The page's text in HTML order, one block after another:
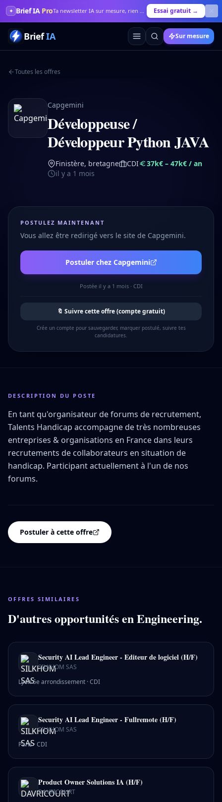
✦ Brief IA Pro Ta newsletter IA sur mesure, rien que pour toi Essai gratuit →
BriefIA Sur mesure
Toutes les offres
Capgemini
Développeuse /
Développeur Python JAVA
Finistère, bretagne CDI 37k€ – 47k€ / an
il y a 1 mois
POSTULEZ MAINTENANT
Vous allez être redirigé vers le site de Capgemini.
Postuler chez Capgemini
Postée il y a 1 mois· CDI
🔖 Suivre cette offre (compte gratuit)
Crée un compte pour sauvegarder, marquer postulé, suivre tes
candidatures.
DESCRIPTION DU POSTE
En tant qu'organisateur de forums de recrutement,
Talents Handicap accompagne de très nombreuses
entreprises & organisations en France dans leurs
recrutements de collaborateurs en situation de
handicap. Participant actuellement à l'un de nos
forums.
Postuler à cette offre
OFFRES SIMILAIRES
D'autres opportunités enEngineering.
Security AI Lead Engineer - Editeur de logiciel (H/F)
SILKHOM SAS
Lyon 6e arrondissement ·CDI
Security AI Lead Engineer - Fullremote (H/F)
SILKHOM SAS
Paris·CDI
Product Owner Solutions IA (H/F)
DAVRICOURT